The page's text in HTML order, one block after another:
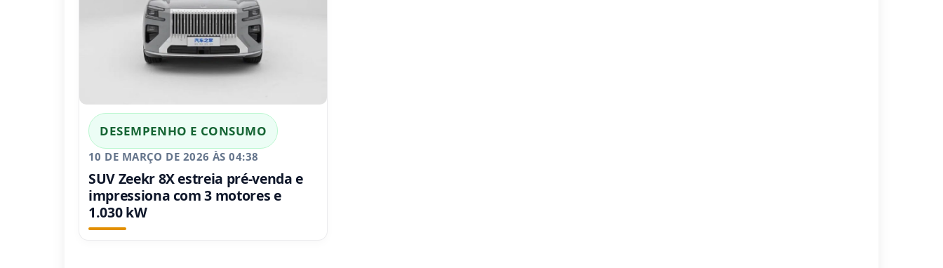
DESEMPENHO E CONSUMO
10 DE MARÇO DE 2026 ÀS 04:38
SUV Zeekr 8X estreia pré-venda e
impressiona com 3 motores e
1.030 kW